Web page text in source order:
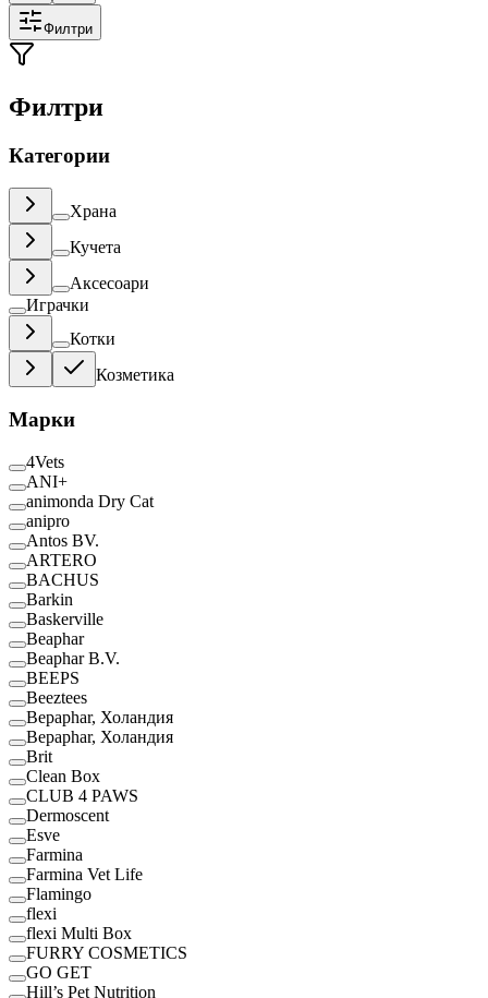
Филтри
Филтри
Категории
Храна
Кучета
Аксесоари
Играчки
Котки
Козметика
Марки
4Vets
ANI+
animonda Dry Cat
anipro
Antos BV.
ARTERO
BACHUS
Barkin
Baskerville
Beaphar
Beaphar B.V.
BEEPS
Beeztees
Bepaphar, Холандия
Bepaphar, Холандия
Brit
Clean Box
CLUB 4 PAWS
Dermoscent
Esve
Farmina
Farmina Vet Life
Flamingo
flexi
flexi Multi Box
FURRY COSMETICS
GO GET
Hill’s Pet Nutrition